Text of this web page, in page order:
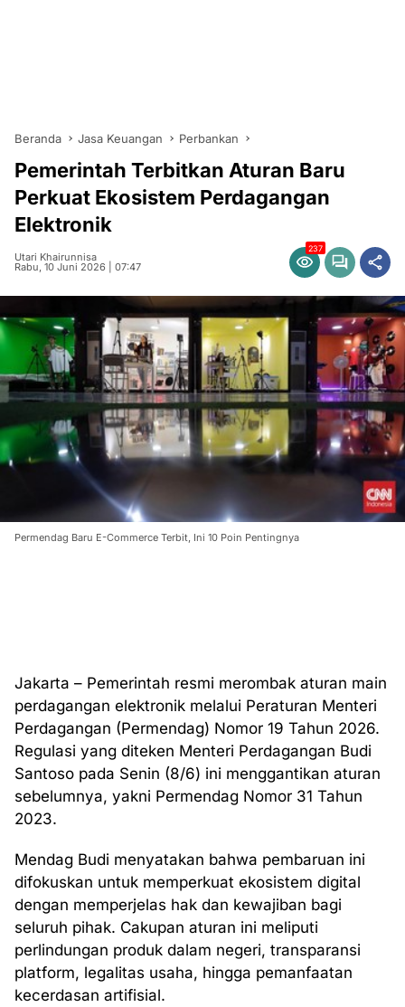
Beranda Jasa Keuangan Perbankan
Pemerintah Terbitkan Aturan Baru
Perkuat Ekosistem Perdagangan
Elektronik
Utari Khairunnisa
Rabu, 10 Juni 2026 | 07:47
237
Permendag Baru E-Commerce Terbit, Ini 10 Poin Pentingnya
Jakarta – Pemerintah resmi merombak aturan main
perdagangan elektronik melalui Peraturan Menteri
Perdagangan (Permendag) Nomor 19 Tahun 2026.
Regulasi yang diteken Menteri Perdagangan Budi
Santoso pada Senin (8/6) ini menggantikan aturan
sebelumnya, yakni Permendag Nomor 31 Tahun
2023.
Mendag Budi menyatakan bahwa pembaruan ini
difokuskan untuk memperkuat ekosistem digital
dengan memperjelas hak dan kewajiban bagi
seluruh pihak. Cakupan aturan ini meliputi
perlindungan produk dalam negeri, transparansi
platform, legalitas usaha, hingga pemanfaatan
kecerdasan artifisial.